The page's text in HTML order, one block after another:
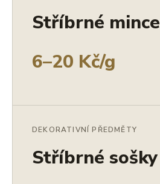
Stříbrné mince
6–20 Kč/g
DEKORATIVNÍ PŘEDMĚTY
Stříbrné sošky